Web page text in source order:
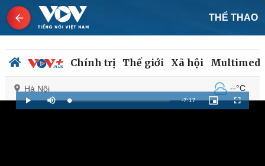
THỂ THAO
Chính trị Thế giới Xã hội
Hà Nội --°C
Play Mute Loaded:
1.37%
Remaining
-7:17
Picture-
in-
Fullscreen